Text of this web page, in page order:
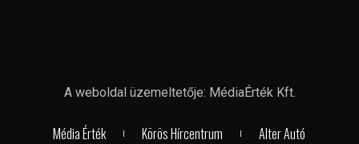
A weboldal üzemeltetője: MédiaÉrték Kft.
Média Érték Körös Hírcentrum
Alter Autó